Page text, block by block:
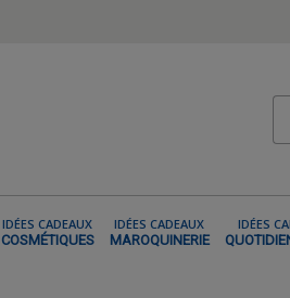
IDÉES CADEAUX
COSMÉTIQUES
IDÉES CADEAUX
MAROQUINERIE
IDÉES